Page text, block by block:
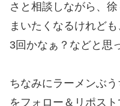
さと相談しながら、
まいたくなるけれど
3回かなぁ？などと思
ちなみにラーメンぶう
をフォロー＆リポス